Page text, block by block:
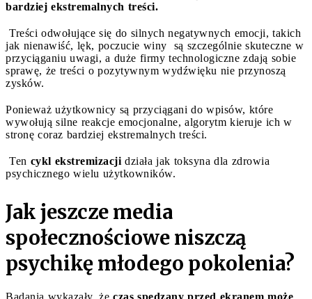
bardziej ekstremalnych treści.
Treści odwołujące się do silnych negatywnych emocji, takich
jak nienawiść, lęk, poczucie winy są szczególnie skuteczne w
przyciąganiu uwagi, a duże firmy technologiczne zdają sobie
sprawę, że treści o pozytywnym wydźwięku nie przynoszą
zysków.
Ponieważ użytkownicy są przyciągani do wpisów, które
wywołują silne reakcje emocjonalne, algorytm kieruje ich w
stronę coraz bardziej ekstremalnych treści.
Ten cykl ekstremizacji działa jak toksyna dla zdrowia
psychicznego wielu użytkowników.
Jak jeszcze media
społecznościowe niszczą
psychikę młodego pokolenia?
Badania wykazały, że czas spędzany przed ekranem może